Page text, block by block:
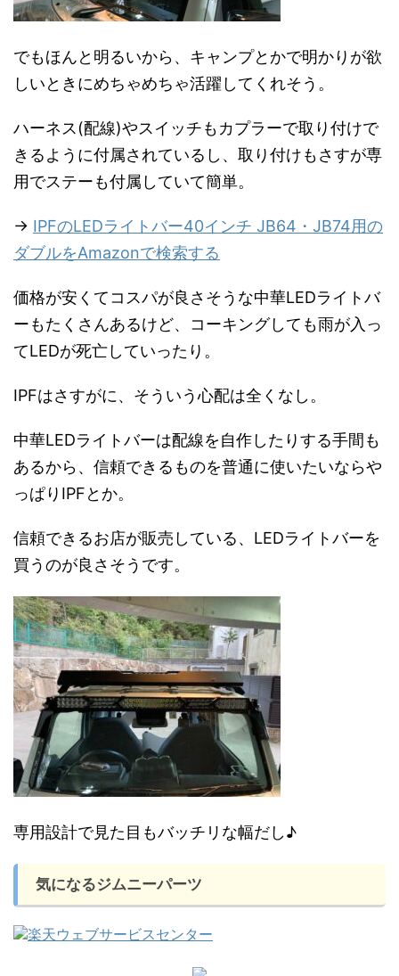
でもほんと明るいから、キャンプとかで明かりが欲
しいときにめちゃめちゃ活躍してくれそう。
ハーネス(配線)やスイッチもカプラーで取り付けで
きるように付属されているし、取り付けもさすが専
用でステーも付属していて簡単。
→ IPFのLEDライトバー40インチ JB64・JB74用の
ダブルをAmazonで検索する
価格が安くてコスパが良さそうな中華LEDライトバ
ーもたくさんあるけど、コーキングしても雨が入っ
てLEDが死亡していったり。
IPFはさすがに、そういう心配は全くなし。
中華LEDライトバーは配線を自作したりする手間も
あるから、信頼できるものを普通に使いたいならや
っぱりIPFとか。
信頼できるお店が販売している、LEDライトバーを
買うのが良さそうです。
専用設計で見た目もバッチリな幅だし♪
気になるジムニーパーツ